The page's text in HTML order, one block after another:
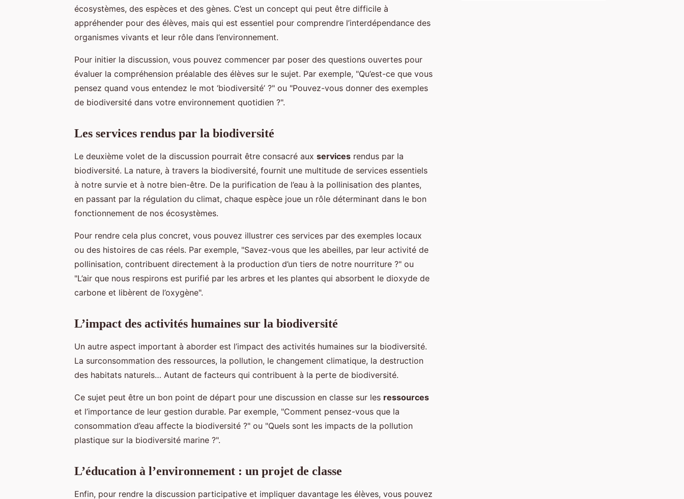
écosystèmes, des espèces et des gènes. C’est un concept qui peut être difficile à
appréhender pour des élèves, mais qui est essentiel pour comprendre l’interdépendance des
organismes vivants et leur rôle dans l’environnement.
Pour initier la discussion, vous pouvez commencer par poser des questions ouvertes pour
évaluer la compréhension préalable des élèves sur le sujet. Par exemple, "Qu’est-ce que vous
pensez quand vous entendez le mot ‘biodiversité’ ?" ou "Pouvez-vous donner des exemples
de biodiversité dans votre environnement quotidien ?".
Les services rendus par la biodiversité
Le deuxième volet de la discussion pourrait être consacré aux services rendus par la
biodiversité. La nature, à travers la biodiversité, fournit une multitude de services essentiels
à notre survie et à notre bien-être. De la purification de l’eau à la pollinisation des plantes,
en passant par la régulation du climat, chaque espèce joue un rôle déterminant dans le bon
fonctionnement de nos écosystèmes.
Pour rendre cela plus concret, vous pouvez illustrer ces services par des exemples locaux
ou des histoires de cas réels. Par exemple, "Savez-vous que les abeilles, par leur activité de
pollinisation, contribuent directement à la production d’un tiers de notre nourriture ?" ou
"L’air que nous respirons est purifié par les arbres et les plantes qui absorbent le dioxyde de
carbone et libèrent de l’oxygène".
L’impact des activités humaines sur la biodiversité
Un autre aspect important à aborder est l’impact des activités humaines sur la biodiversité.
La surconsommation des ressources, la pollution, le changement climatique, la destruction
des habitats naturels… Autant de facteurs qui contribuent à la perte de biodiversité.
Ce sujet peut être un bon point de départ pour une discussion en classe sur les ressources
et l’importance de leur gestion durable. Par exemple, "Comment pensez-vous que la
consommation d’eau affecte la biodiversité ?" ou "Quels sont les impacts de la pollution
plastique sur la biodiversité marine ?".
L’éducation à l’environnement : un projet de classe
Enfin, pour rendre la discussion participative et impliquer davantage les élèves, vous pouvez